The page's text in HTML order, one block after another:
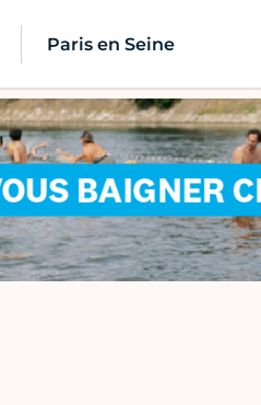
Paris en Seine